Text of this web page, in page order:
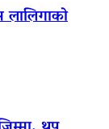
लालिगाको